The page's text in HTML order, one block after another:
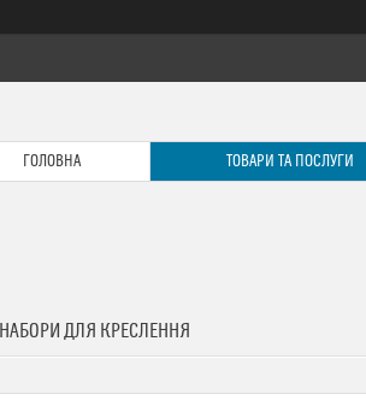
ГОЛОВНА ТОВАРИ ТА ПОСЛУГИ
ДЛЯ КРЕСЛЕННЯ